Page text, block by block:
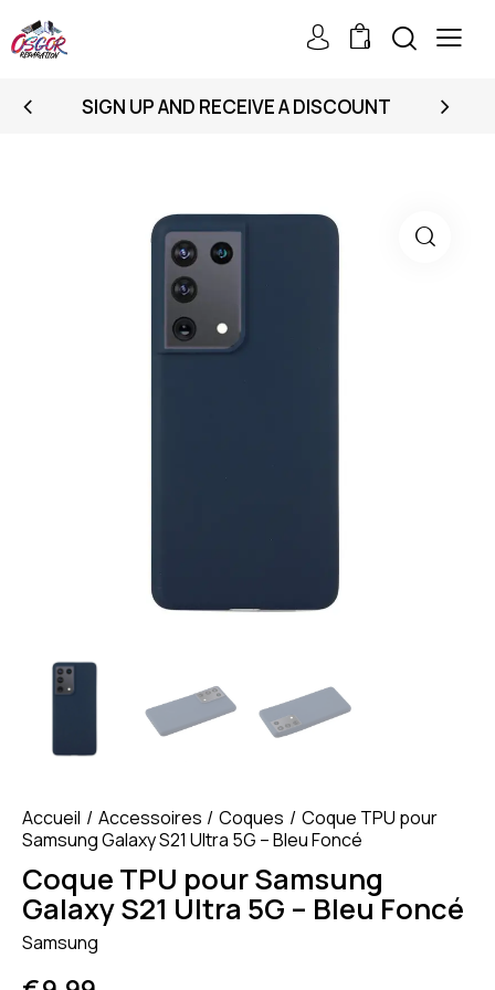
0
SIGN UP AND RECEIVE A DISCOUNT
Accueil Accessoires Coques
Coque TPU pour
Samsung Galaxy S21 Ultra 5G – Bleu Foncé
Coque TPU pour Samsung
Galaxy S21 Ultra 5G – Bleu Foncé
Samsung